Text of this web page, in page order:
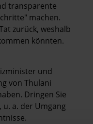
transparente
machen.
zurück, weshalb
könnten.
und
von Thulani
Dringen Sie
a. der Umgang